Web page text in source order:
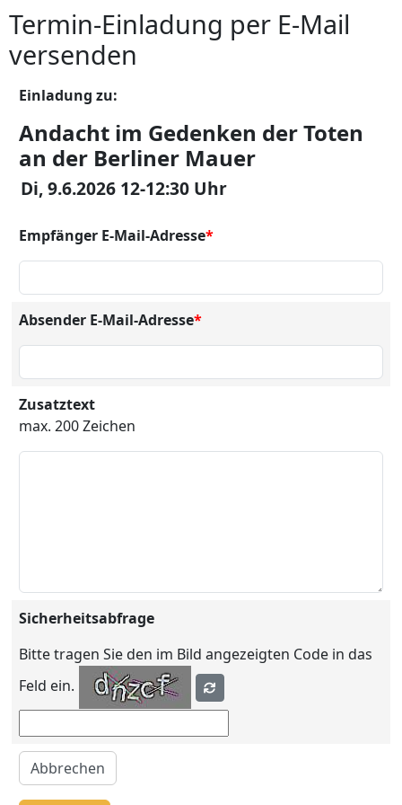
Termin-Einladung per E-Mail
versenden
Einladung zu:
Andacht im Gedenken der Toten
an der Berliner Mauer
Di, 9.6.2026 12-12:30 Uhr
Empfänger E-Mail-Adresse*
Absender E-Mail-Adresse*
Zusatztext
max. 200 Zeichen
Sicherheitsabfrage
Bitte tragen Sie den im Bild angezeigten Code in das
Feld ein.
Abbrechen